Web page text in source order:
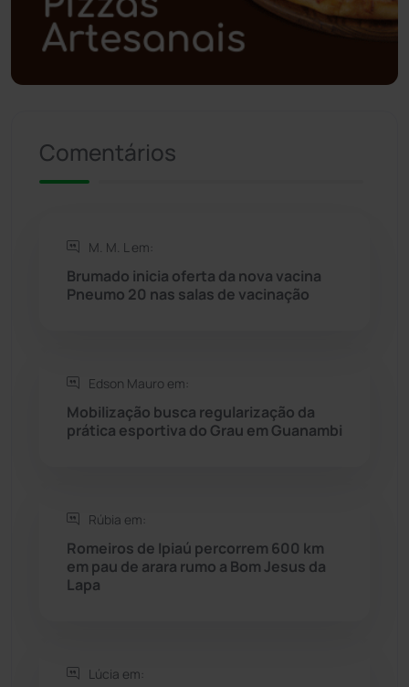
Política (03)
Rio de Contas
Rio do Pires
Sebastião Laranjeiras
Sudoeste Baiano
Tanhaçu (426)
Tecnologia
Comentários
M. M. L em:
Brumado inicia oferta da nova vacina
Pneumo 20 nas salas de vacinação
Edson Mauro em:
Mobilização busca regularização da
prática esportiva do Grau em Guanambi
Rúbia em:
Romeiros de Ipiaú percorrem 600 km
em pau de arara rumo a Bom Jesus da
Lapa
Lúcia em: